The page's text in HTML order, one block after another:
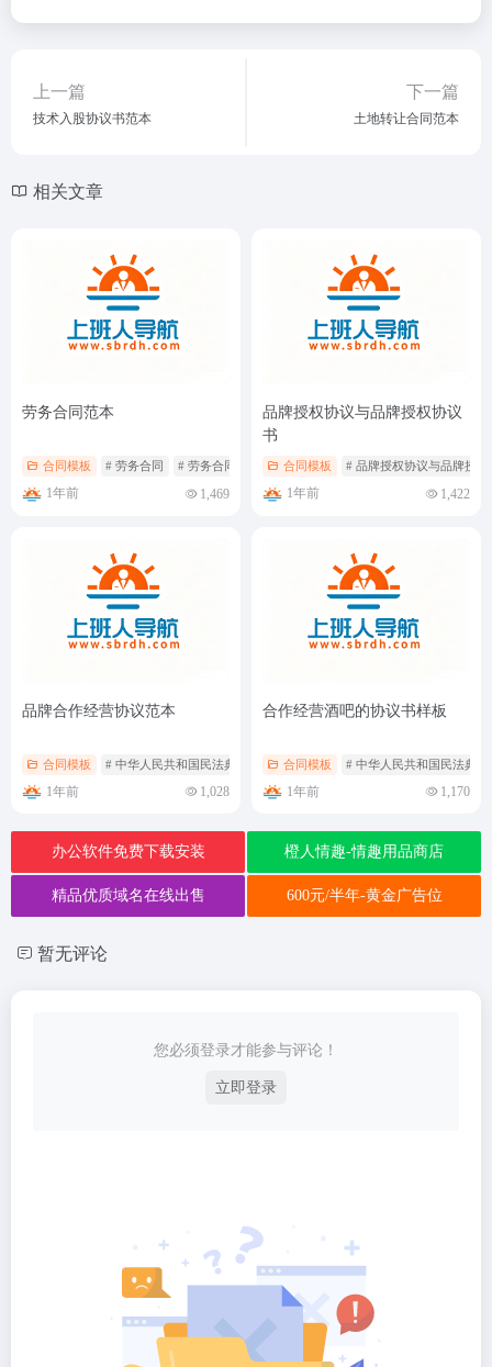
上一篇
技术入股协议书范本
下一篇
土地转让合同范本
相关文章
劳务合同范本
合同模板 # 劳务合同 # 劳务合同范本
1年前 1,469
品牌授权协议与品牌授权协议
书
合同模板 # 品牌授权协议与品牌授权
1年前 1,422
品牌合作经营协议范本
合同模板 # 中华人民共和国民法典 # 品牌合作经营协议范本
1年前 1,028
合作经营酒吧的协议书样板
合同模板 # 中华人民共和国民法典
1年前 1,170
办公软件免费下载安装 橙人情趣-情趣用品商店
精品优质域名在线出售 600元/半年-黄金广告位
暂无评论
您必须登录才能参与评论！
立即登录